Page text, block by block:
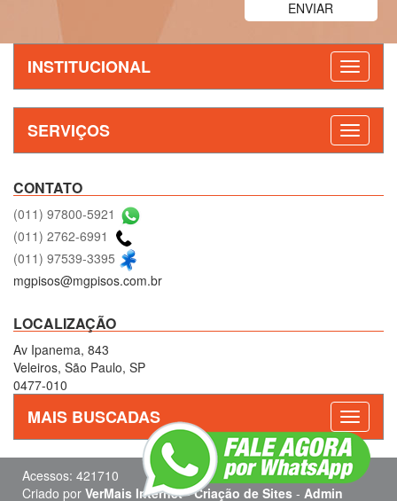
INSTITUCIONAL
SERVIÇOS
CONTATO
(011) 97800-5921
(011) 2762-6991
(011) 97539-3395
mgpisos@mgpisos.com.br
LOCALIZAÇÃO
Av Ipanema, 843
Veleiros, São Paulo, SP
0477-010
MAIS BUSCADAS
Acessos: 421710
Criado por VerMais Internet-Criação de Sites - Admin